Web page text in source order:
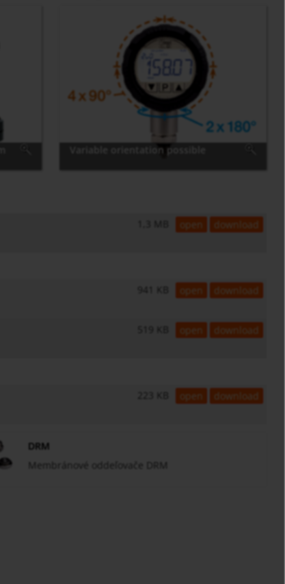
Variable orientation possible
open download
941 KB open download
open download
223 KB open download
DRM
Membránové oddeľovače DRM